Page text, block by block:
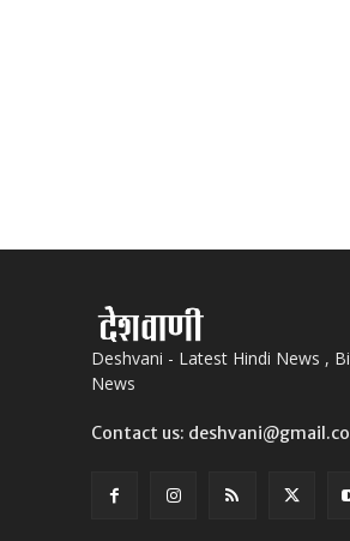
Deshvani - Latest Hindi News ,
News
Contact us: